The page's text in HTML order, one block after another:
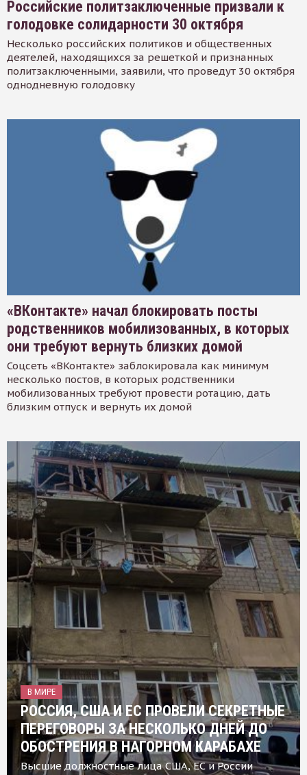
Российские политзаключенные призвали к
голодовке солидарности 30 октября
Несколько российских политиков и общественных
деятелей, находящихся за решеткой и признанных
политзаключенными, заявили, что проведут 30 октября
однодневную голодовку
«ВКонтакте» начал блокировать посты
родственников мобилизованных, в которых
они требуют вернуть близких домой
Соцсеть «ВКонтакте» заблокировала как минимум
несколько постов, в которых родственники
мобилизованных требуют провести ротацию, дать
близким отпуск и вернуть их домой
В МИРЕ
РОССИЯ, США И ЕС ПРОВЕЛИ СЕКРЕТНЫЕ
ПЕРЕГОВОРЫ ЗА НЕСКОЛЬКО ДНЕЙ ДО
ОБОСТРЕНИЯ В НАГОРНОМ КАРАБАХЕ
Высшие должностные лица США, ЕС и России